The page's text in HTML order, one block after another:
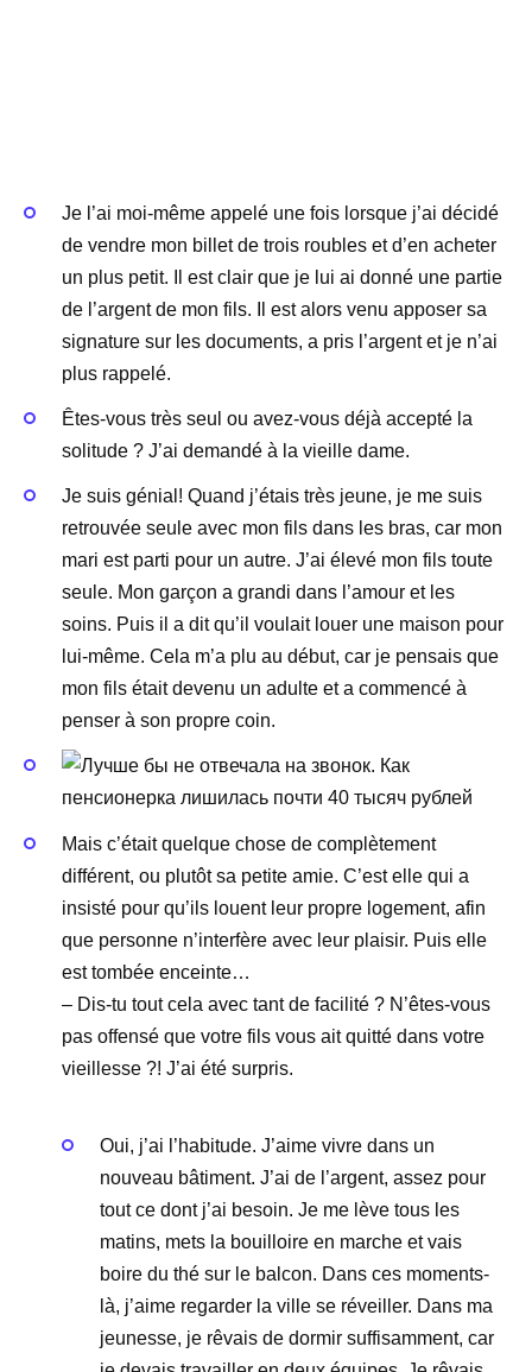
Je l’ai moi-même appelé une fois lorsque j’ai décidé
de vendre mon billet de trois roubles et d’en acheter
un plus petit. Il est clair que je lui ai donné une partie
de l’argent de mon fils. Il est alors venu apposer sa
signature sur les documents, a pris l’argent et je n’ai
plus rappelé.
Êtes-vous très seul ou avez-vous déjà accepté la
solitude ? J’ai demandé à la vieille dame.
Je suis génial! Quand j’étais très jeune, je me suis
retrouvée seule avec mon fils dans les bras, car mon
mari est parti pour un autre. J’ai élevé mon fils toute
seule. Mon garçon a grandi dans l’amour et les
soins. Puis il a dit qu’il voulait louer une maison pour
lui-même. Cela m’a plu au début, car je pensais que
mon fils était devenu un adulte et a commencé à
penser à son propre coin.
Mais c’était quelque chose de complètement
différent, ou plutôt sa petite amie. C’est elle qui a
insisté pour qu’ils louent leur propre logement, afin
que personne n’interfère avec leur plaisir. Puis elle
est tombée enceinte…
– Dis-tu tout cela avec tant de facilité ? N’êtes-vous
pas offensé que votre fils vous ait quitté dans votre
vieillesse ?! J’ai été surpris.
Oui, j’ai l’habitude. J’aime vivre dans un
nouveau bâtiment. J’ai de l’argent, assez pour
tout ce dont j’ai besoin. Je me lève tous les
matins, mets la bouilloire en marche et vais
boire du thé sur le balcon. Dans ces moments-
là, j’aime regarder la ville se réveiller. Dans ma
jeunesse, je rêvais de dormir suffisamment, car